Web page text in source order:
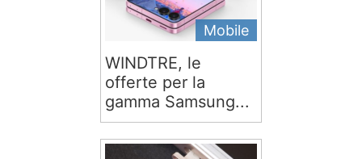
Mobile
WINDTRE, le
offerte per la
gamma Samsung...